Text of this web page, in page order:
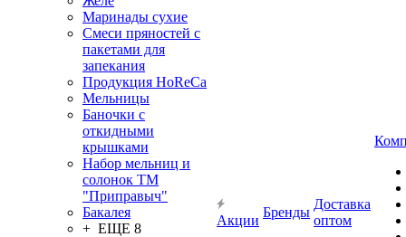
Маринады сухие
Смеси пряностей с
пакетами для
запекания
Продукция HoReCa
Мельницы
Баночки с
откидными
крышками
Набор мельниц и
солонок ТМ
"Приправыч"
Бакалея
+ ЕЩЕ 8
Акции
Бренды
Доставка
оптом